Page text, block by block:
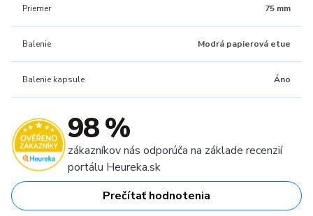
Priemer 75 mm
Balenie Modrá papierová etue
Balenie kapsule Áno
98 %
zákazníkov nás odporúča na základe recenzií
portálu Heureka.sk
Prečítať hodnotenia